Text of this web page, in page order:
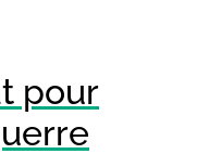
pour